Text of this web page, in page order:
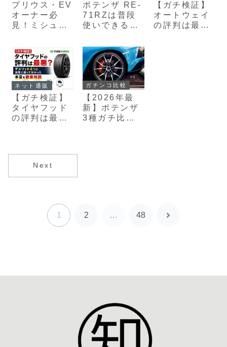
プリウス・EV
オーナー必
見！ミシュラ
の評判と通常
版との違いを
本音解説
ポテンザ RE-
71RZは普段
使いできる？
リアルを本音
レビュー
【ガチ検証】
オートウェイ
の評判は最
ネット通販
【ガチ検証】
タイヤフッド
の評判は最
底解説
ガチンコ比較
【2026年最
新】ポテンザ
3種ガチ比
Next
1 2 … 48
次